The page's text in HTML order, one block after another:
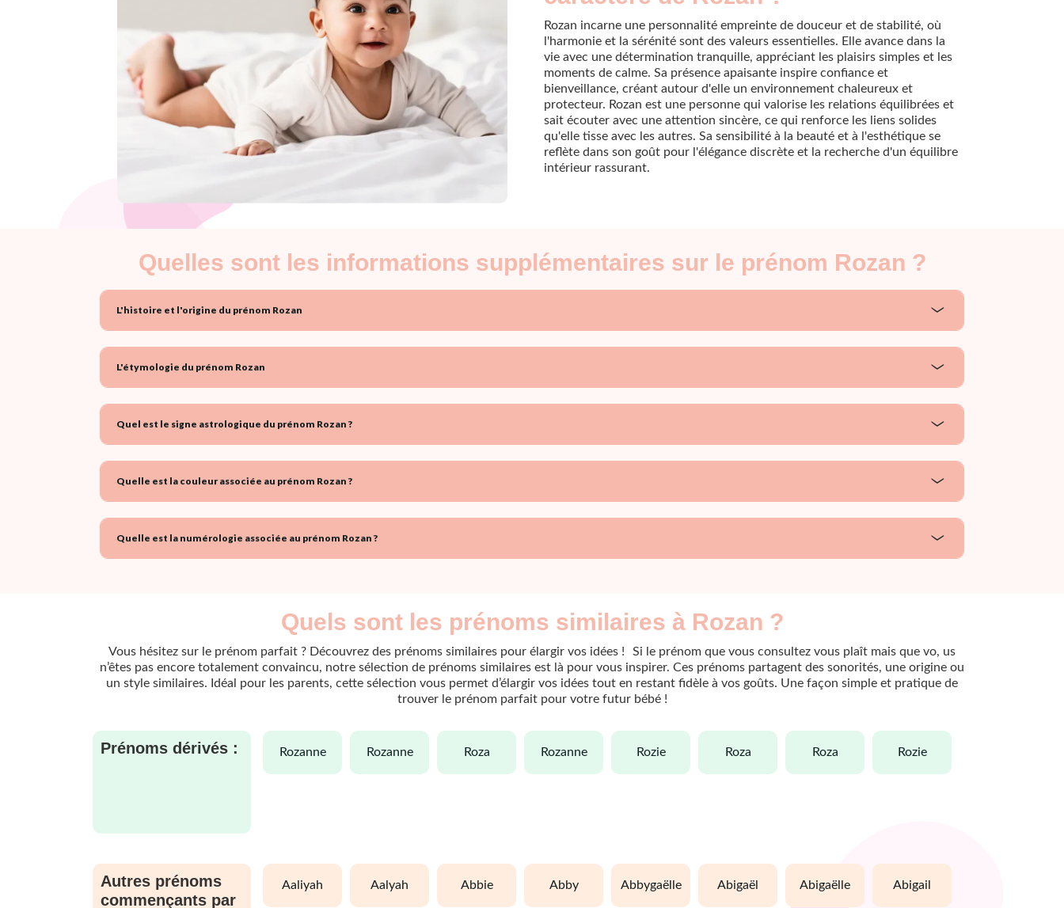
Rozan incarne une personnalité empreinte de douceur et de stabilité, où
l'harmonie et la sérénité sont des valeurs essentielles. Elle avance dans la
vie avec une détermination tranquille, appréciant les plaisirs simples et les
moments de calme. Sa présence apaisante inspire confiance et
bienveillance, créant autour d'elle un environnement chaleureux et
protecteur. Rozan est une personne qui valorise les relations équilibrées et
sait écouter avec une attention sincère, ce qui renforce les liens solides
qu'elle tisse avec les autres. Sa sensibilité à la beauté et à l'esthétique se
reflète dans son goût pour l'élégance discrète et la recherche d'un équilibre
intérieur rassurant.
Quelles sont les informations supplémentaires sur le prénom Rozan ?
L'histoire et l'origine du prénom Rozan
L'étymologie du prénom Rozan
Quel est le signe astrologique du prénom Rozan ?
Quelle est la couleur associée au prénom Rozan ?
Quelle est la numérologie associée au prénom Rozan ?
Quels sont les prénoms similaires à Rozan ?
Vous hésitez sur le prénom parfait ? Découvrez des prénoms similaires pour élargir vos idées ! Si le prénom que vous consultez vous plaît mais que vo, us
n’êtes pas encore totalement convaincu, notre sélection de prénoms similaires est là pour vous inspirer. Ces prénoms partagent des sonorités, une origine ou
un style similaires. Idéal pour les parents, cette sélection vous permet d’élargir vos idées tout en restant fidèle à vos goûts. Une façon simple et pratique de
trouver le prénom parfait pour votre futur bébé !
Prénoms dérivés : rozanne rozanne roza rozanne rozie roza roza rozie
Autres prénoms
commençants par
aaliyah aalyah abbie abby abbygaëlle abigaël abigaëlle abigail